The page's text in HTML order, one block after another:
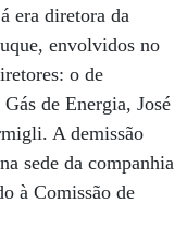
era diretora da
envolvidos no
o de
de Energia, José
A demissão
sede da companhia
à Comissão de